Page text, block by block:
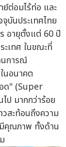
ต่อมไร้ท่อ และ
บันประเทศไทย
อายุตั้งแต่ 60 ปี
ะเทศ ในขณะที่
นการณ์
นอนาคต
ด" (Super
ป มากกว่าร้อย
สะท้อนถึงความ
คุณภาพ ทั้งด้าน